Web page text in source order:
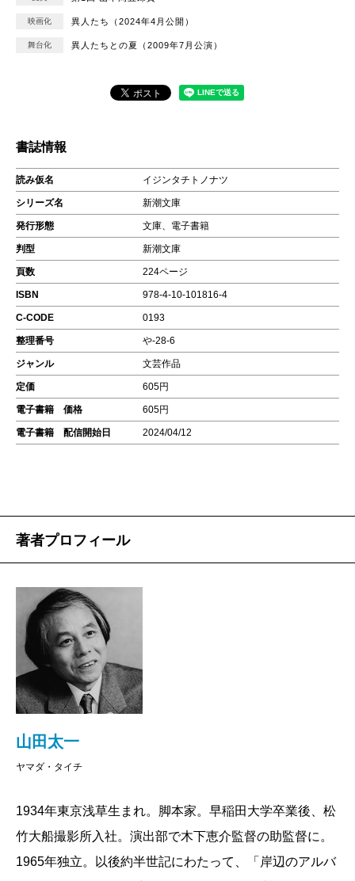
映画化 異人たち（2024年4月公開）
舞台化 異人たちとの夏（2009年7月公演）
書誌情報
読み仮名 イジンタチトノナツ
シリーズ名 新潮文庫
発行形態 文庫、電子書籍
判型 新潮文庫
頁数 224ページ
ISBN 978-4-10-101816-4
C-CODE 0193
整理番号 や-28-6
ジャンル 文芸作品
定価 605円
電子書籍 価格 605円
電子書籍 配信開始日 2024/04/12
著者プロフィール
山田太一
ヤマダ・タイチ
1934年東京浅草生まれ。脚本家。早稲田大学卒業後、松
竹大船撮影所入社。演出部で木下恵介監督の助監督に。
1965年独立。以後約半世記にわたって、「岸辺のアルバ